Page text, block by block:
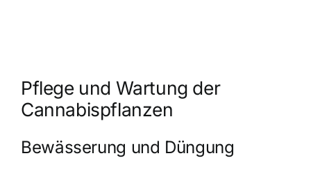
Pflege und Wartung der
Cannabispflanzen
Bewässerung und Düngung